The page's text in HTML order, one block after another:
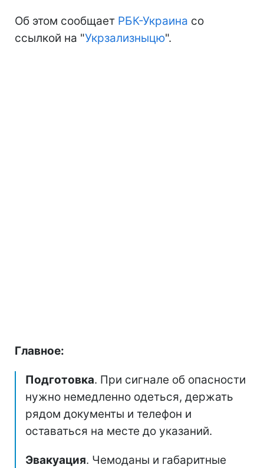
Об этом сообщает РБК-Украина со
ссылкой на "Укрзализныцю".
Главное:
Подготовка. При сигнале об опасности
нужно немедленно одеться, держать
рядом документы и телефон и
оставаться на месте до указаний.
Эвакуация. Чемоданы и габаритные